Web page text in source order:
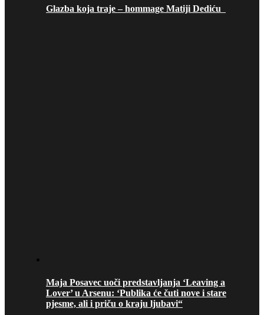
Glazba koja traje – hommage Matiji Dediću
Maja Posavec uoči predstavljanja ‘Leaving a
Lover’ u Arsenu: ‘Publika će čuti nove i stare
pjesme, ali i priču o kraju ljubavi“